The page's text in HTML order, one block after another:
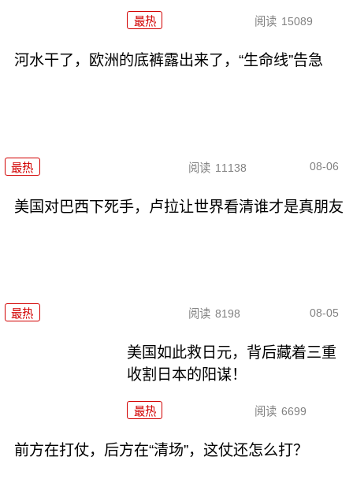
最热 阅读 15089
河水干了，欧洲的底裤露出来了，“生命线”告急
最热 阅读 11138 08-06
美国对巴西下死手，卢拉让世界看清谁才是真朋友
最热 阅读 8198 08-05
美国如此救日元，背后藏着三重
收割日本的阳谋！
最热 阅读 6699
前方在打仗，后方在“清场”，这仗还怎么打？